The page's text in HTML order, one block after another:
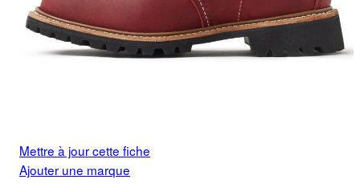
Mettre à jour cette fiche
Ajouter une marque